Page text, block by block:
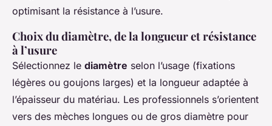
optimisant la résistance à l’usure.
Choix du diamètre, de la longueur et résistance
à l’usure
Sélectionnez le diamètre selon l’usage (fixations
légères ou goujons larges) et la longueur adaptée à
l’épaisseur du matériau. Les professionnels s’orientent
vers des mèches longues ou de gros diamètre pour